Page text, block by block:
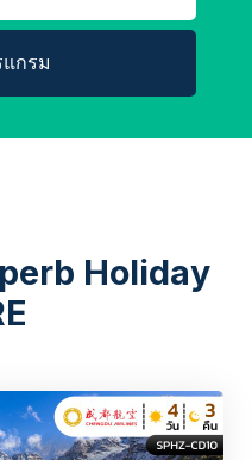
กรม
Holiday